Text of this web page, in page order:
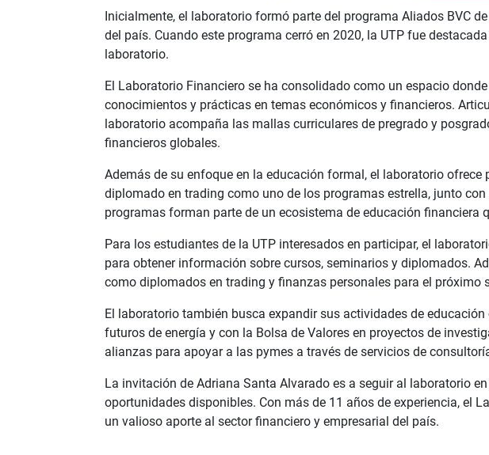
Inicialmente, el laboratorio formó parte del programa Aliados BVC
del país. Cuando este programa cerró en 2020, la UTP fue
laboratorio.
El Laboratorio Financiero se ha consolidado como un espacio
conocimientos y prácticas en temas económicos y financieros.
laboratorio acompaña las mallas curriculares de pregrado y
financieros globales.
Además de su enfoque en la educación formal, el laboratorio
diplomado en trading como uno de los programas estrella, junto
programas forman parte de un ecosistema de educación
Para los estudiantes de la UTP interesados en participar, el
para obtener información sobre cursos, seminarios y diplomados.
como diplomados en trading y finanzas personales para el próximo
El laboratorio también busca expandir sus actividades de
futuros de energía y con la Bolsa de Valores en proyectos de
alianzas para apoyar a las pymes a través de servicios de
La invitación de Adriana Santa Alvarado es a seguir al laboratorio
oportunidades disponibles. Con más de 11 años de experiencia, el
un valioso aporte al sector financiero y empresarial del país.